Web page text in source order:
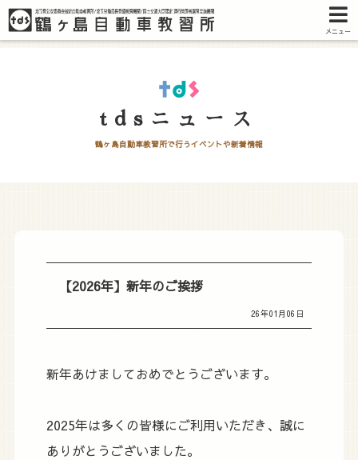
メニュー
tdsニュース
鶴ヶ島自動車教習所で行うイベントや新着情報
【2026年】新年のご挨拶
26年01月06日
新年あけましておめでとうございます。
2025年は多くの皆様にご利用いただき、誠に
ありがとうございました。